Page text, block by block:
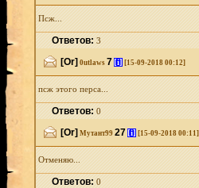
Псж...
Ответов:3
[Or] 0utlaws 7 [i] [15-09-2018 00:12]
псж этого перса...
Ответов:0
[Or] Мутант99 27 [i] [15-09-2018 00:11]
Отменяю...
Ответов:0